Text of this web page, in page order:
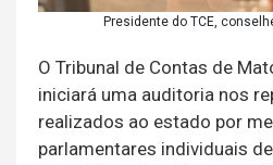
Presidente do TCE,
O Tribunal de Contas de
iniciará uma auditoria nos
realizados ao estado por
parlamentares individuais